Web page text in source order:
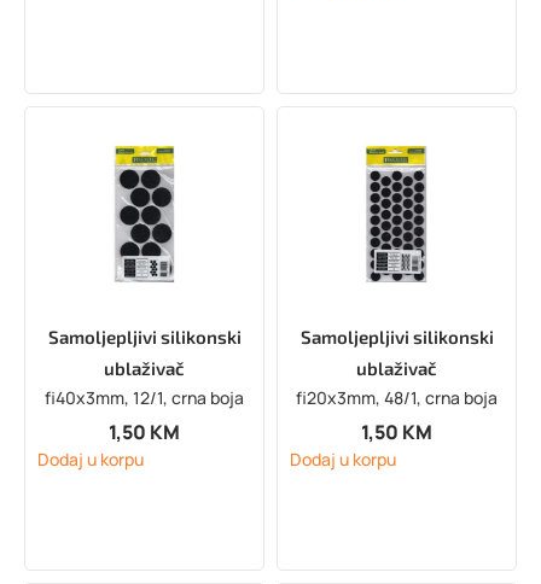
Samoljepljivi silikonski
ublaživač
fi40x3mm, 12/1, crna boja
1,50 KM
Dodaj u korpu
Samoljepljivi silikonski
ublaživač
fi20x3mm, 48/1, crna boja
1,50 KM
Dodaj u korpu